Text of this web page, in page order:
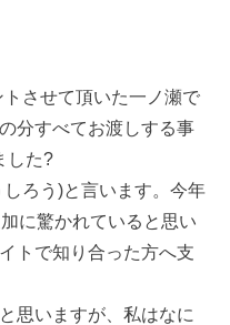
させて頂いた一ノ瀬で
分すべてお渡しする事
した?
ろう)と言います。今年
に驚かれていると思い
トで知り合った方へ支
思いますが、私はなに